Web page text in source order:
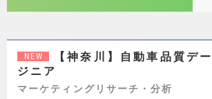
NEW
【神奈川】自動車品質デ
ジニア
マーケティングリサーチ・分析